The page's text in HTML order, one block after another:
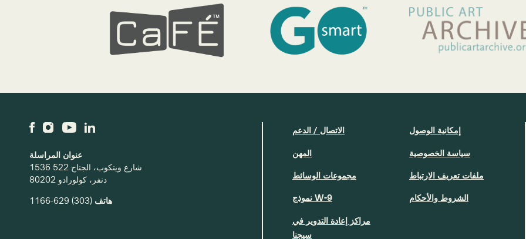
عنوان المراسلة
1536 شارع وينكوب، الجناح 522
دنفر، كولورادو 80202
هاتف (303) 629-1166
الاتصال / الدعم
المهن
مجموعات الوسائط
نموذج W-9
مراكز إعادة التدوير في
سيجنا
إمكانية الوصول
سياسة الخصوصية
ملفات تعريف الارتباط
الشروط والأحكام